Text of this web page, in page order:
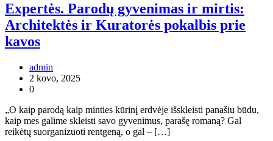
Expertės. Parodų gyvenimas ir mirtis:
Architektės ir Kuratorės pokalbis prie
kavos
admin
2 kovo, 2025
0
„O kaip parodą kaip minties kūrinį erdvėje išskleisti panašiu būdu,
kaip mes galime skleisti savo gyvenimus, parašę romaną? Gal
reikėtų suorganizuoti rentgeną, o gal – […]